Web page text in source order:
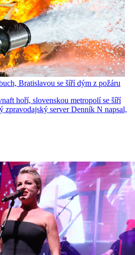
Bratislavou se šíří dým z požáru
hoří, slovenskou metropolí se šíří
zpravodajský server Denník N napsal,